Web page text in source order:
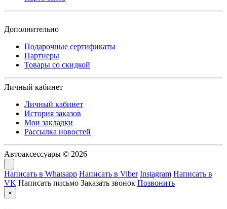
Дополнительно
Подарочные сертификаты
Партнеры
Товары со скидкой
Личный кабинет
Личный кабинет
История заказов
Мои закладки
Рассылка новостей
Автоаксессуары © 2026
Написать в Whatsapp Написать в Viber Instagram Написать в
VK Написать письмо Заказать звонок Позвонить
×